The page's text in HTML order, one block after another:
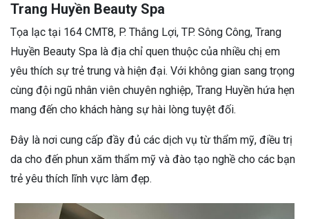
Trang Huyền Beauty Spa
Tọa lạc tại 164 CMT8, P. Thắng Lợi, TP. Sông Công, Trang
Huyền Beauty Spa là địa chỉ quen thuộc của nhiều chị em
yêu thích sự trẻ trung và hiện đại. Với không gian sang trọng
cùng đội ngũ nhân viên chuyên nghiệp, Trang Huyền hứa hẹn
mang đến cho khách hàng sự hài lòng tuyệt đối.
Đây là nơi cung cấp đầy đủ các dịch vụ từ thẩm mỹ, điều trị
da cho đến phun xăm thẩm mỹ và đào tạo nghề cho các bạn
trẻ yêu thích lĩnh vực làm đẹp.